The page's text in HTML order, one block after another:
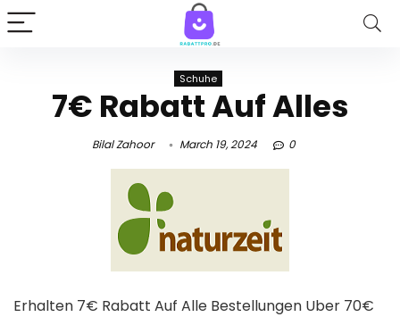
Schuhe
7€ Rabatt Auf Alles
Bilal Zahoor March 19, 2024 0
Erhalten 7€ Rabatt Auf Alle Bestellungen Uber 70€